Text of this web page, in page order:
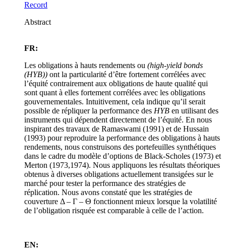
Record
Abstract
FR:
Les obligations à hauts rendements ou (high-yield bonds
(HYB)) ont la particularité d’être fortement corrélées avec
l’équité contrairement aux obligations de haute qualité qui
sont quant à elles fortement corrélées avec les obligations
gouvernementales. Intuitivement, cela indique qu’il serait
possible de répliquer la performance des HYB en utilisant des
instruments qui dépendent directement de l’équité. En nous
inspirant des travaux de Ramaswami (1991) et de Hussain
(1993) pour reproduire la performance des obligations à hauts
rendements, nous construisons des portefeuilles synthétiques
dans le cadre du modèle d’options de Black-Scholes (1973) et
Merton (1973,1974). Nous appliquons les résultats théoriques
obtenus à diverses obligations actuellement transigées sur le
marché pour tester la performance des stratégies de
réplication. Nous avons constaté que les stratégies de
couverture Δ – Γ – Θ fonctionnent mieux lorsque la volatilité
de l’obligation risquée est comparable à celle de l’action.
EN: